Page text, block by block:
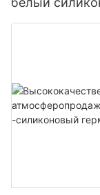
ванной